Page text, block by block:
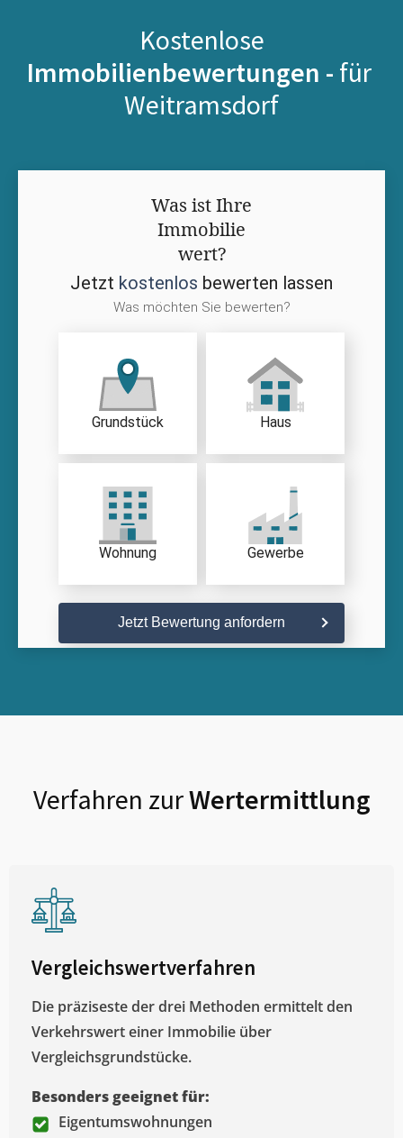
Kostenlose
Immobilienbewertungen - für
Weitramsdorf
Was ist Ihre
Immobilie
wert?
Jetzt kostenlos bewerten lassen
Was möchten Sie bewerten?
Grundstück Haus
Wohnung Gewerbe
Jetzt Bewertung anfordern
Verfahren zurWertermittlung
Vergleichswertverfahren
Die präziseste der drei Methoden ermittelt den
Verkehrswert einer Immobilie über
Vergleichsgrundstücke.
Besonders geeignet für:
Eigentumswohnungen